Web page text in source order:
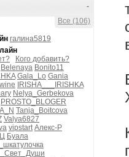
-
Все (106)
галина5819
Кого добавить?
Belenaya Bonito11
Gala_Lo Gania
IRISHA___IRISHKA
Nelya_Gerbekova
PROSTO_BLOGER
Tanja_Boitcova
Valya6827
vipstart Алекс-Р
Буала